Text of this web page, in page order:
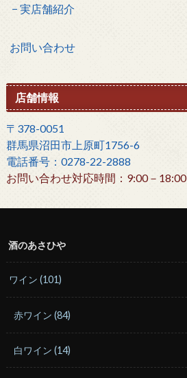
実店舗紹介
お問い合わせ
店舗情報
〒378-0051
群馬県沼田市上原町1756-6
電話番号：0278-22-2888
お問い合わせ対応時間：9:00－18:00
酒のあさひや
ワイン(101)
赤ワイン(84)
白ワイン(14)